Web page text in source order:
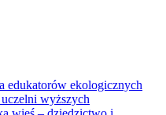
edukatorów ekologicznych
wyższych